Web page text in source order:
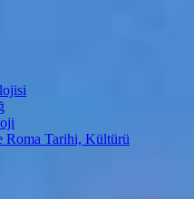
Roma Tarihi, Kültürü